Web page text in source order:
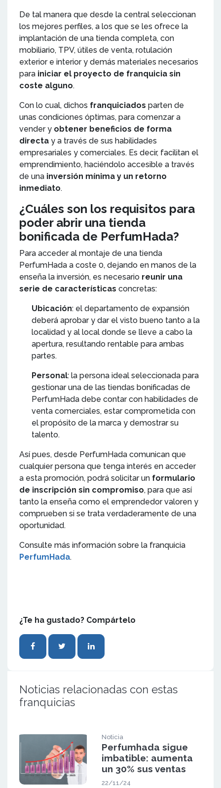
De tal manera que desde la central seleccionan
los mejores perfiles, a los que se les ofrece la
implantación de una tienda completa, con
mobiliario, TPV, útiles de venta, rotulación
exterior e interior y demás materiales necesarios
para iniciar el proyecto de franquicia sin
coste alguno.
Con lo cual, dichos franquiciados parten de
unas condiciones óptimas, para comenzar a
vender y obtener beneficios de forma
directa y a través de sus habilidades
empresariales y comerciales. Es decir, facilitan el
emprendimiento, haciéndolo accesible a través
de una inversión mínima y un retorno
inmediato.
¿Cuáles son los requisitos para
poder abrir una tienda
bonificada de PerfumHada?
Para acceder al montaje de una tienda
PerfumHada a coste 0, dejando en manos de la
enseña la inversión, es necesario reunir una
serie de características concretas:
Ubicación: el departamento de expansión
deberá aprobar y dar el visto bueno tanto a la
localidad y al local donde se lleve a cabo la
apertura, resultando rentable para ambas
partes.
Personal: la persona ideal seleccionada para
gestionar una de las tiendas bonificadas de
PerfumHada debe contar con habilidades de
venta comerciales, estar comprometida con
el propósito de la marca y demostrar su
talento.
Así pues, desde PerfumHada comunican que
cualquier persona que tenga interés en acceder
a esta promoción, podrá solicitar un formulario
de inscripción sin compromiso, para que así
tanto la enseña como el emprendedor valoren y
comprueben si se trata verdaderamente de una
oportunidad.
Consulte más información sobre la franquicia
PerfumHada.
¿Te ha gustado? Compártelo
Noticias relacionadas con estas
franquicias
Noticia
Perfumhada sigue
imbatible: aumenta
un 30% sus ventas
22/11/24